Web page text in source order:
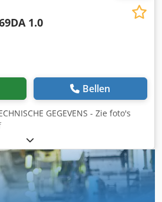
1.0
Bellen
GEGEVENS - Zie foto's